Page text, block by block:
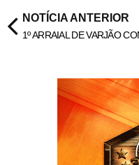
NOTÍCIA ANTERIOR